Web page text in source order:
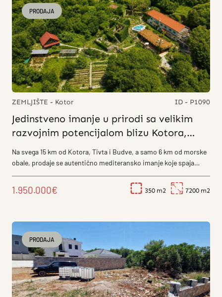
PRODAJA
ZEMLJIŠTE - Kotor ID - P1090
Jedinstveno imanje u prirodi sa velikim
razvojnim potencijalom blizu Kotora,
Tivta i Kotora
Na svega 15 km od Kotora, Tivta i Budve, a samo 6 km od morske
obale, prodaje se autentično mediteransko imanje koje spaja
1.950.000€ 350 7200
PRODAJA